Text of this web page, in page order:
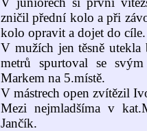
zničil přední kolo a při
kolo opravit a dojet do cíle.
V mužích jen těsně
metrů spurtoval se
Markem na 5.místě.
V mástrech open zvítězil
Mezi nejmladšíma v
Jančík.